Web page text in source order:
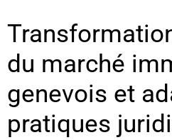
du marché
genevois et
pratiques